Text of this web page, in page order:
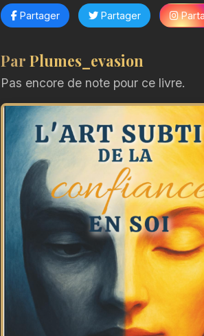
Partager Partager
Par Plumes_evasion
Pas encore de note pour ce livre.